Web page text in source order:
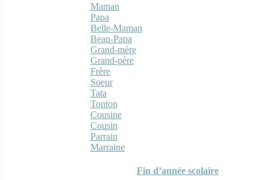
Maman
Papa
Belle-Maman
Beau-Papa
Grand-mère
Grand-père
Frère
Soeur
Tata
Tonton
Cousine
Cousin
Parrain
Marraine
Fin d’année scolaire